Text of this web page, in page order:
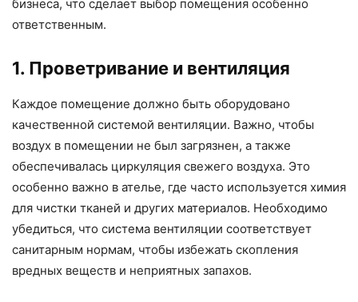
бизнеса, что сделает выбор помещения особенно
ответственным.
1. Проветривание и вентиляция
Каждое помещение должно быть оборудовано
качественной системой вентиляции. Важно, чтобы
воздух в помещении не был загрязнен, а также
обеспечивалась циркуляция свежего воздуха. Это
особенно важно в ателье, где часто используется химия
для чистки тканей и других материалов. Необходимо
убедиться, что система вентиляции соответствует
санитарным нормам, чтобы избежать скопления
вредных веществ и неприятных запахов.